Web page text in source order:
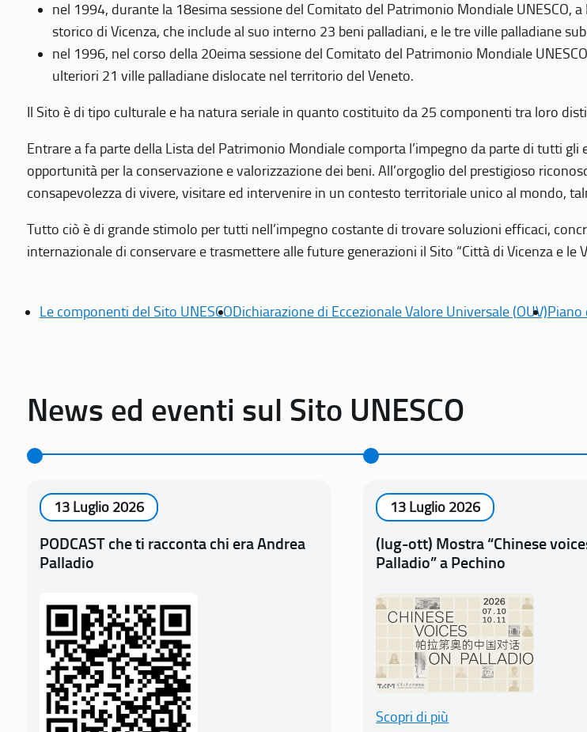
nel 1994, durante la 18esima sessione del Comitato del Patrimonio Mondiale
storico di Vicenza, che include al suo interno 23 beni palladiani, e le tre ville palladiane
nel 1996, nel corso della 20eima sessione del Comitato del Patrimonio Mondiale
ulteriori 21 ville palladiane dislocate nel territorio del Veneto.
Il Sito è di tipo culturale e ha natura seriale in quanto costituito da 25 componenti tra loro
Entrare a fa parte della Lista del Patrimonio Mondiale comporta l’impegno da parte di tutti
opportunità per la conservazione e valorizzazione dei beni. All’orgoglio del prestigioso
consapevolezza di vivere, visitare ed intervenire in un contesto territoriale unico al mondo,
Tutto ciò è di grande stimolo per tutti nell’impegno costante di trovare soluzioni efficaci,
internazionale di conservare e trasmettere alle future generazioni il Sito “Città di Vicenza e le
Le componenti del Sito UNESCODichiarazione di Eccezionale Valore Universale (OUV)Piano
News ed eventi sul Sito UNESCO
13 Luglio 2026
PODCAST che ti racconta chi era Andrea
Palladio
13 Luglio 2026
(lug-ott) Mostra “Chinese
Palladio” a Pechino
Scopri di più